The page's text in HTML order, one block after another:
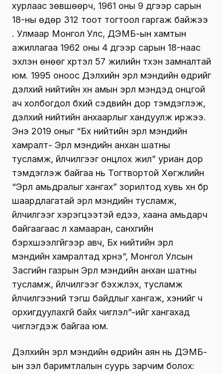
хурлаас зөвшөөрч, 1961 оны 9 дүгээр сарын
18-ны өдөр 312 тоот тогтоол гаргаж байжээ
. Улмаар Монгол Улс, ДЭМБ-ын хамтын
ажиллагаа 1962 оны 4 дүгээр сарын 18-наас
эхлэн өнөөг хүртэл 57 жилийн түүхэн замналтай
юм. 1995 оноос Дэлхийн эрүүл мэндийн өдрийг
дэлхий нийтийн хүн амын эрүүл мэндэд онцгой
ач холбогдол бүхий сэдвийн дор тэмдэглэж,
дэлхий нийтийн анхаарлыг хандуулж иржээ.
Энэ 2019 оныг “Бүх нийтийн эрүүл мэндийн
хамралт- Эрүүл мэндийн анхан шатны
тусламж, үйлчилгээг онцлох жил” уриан дор
тэмдэглэж байгаа нь Тогтвортой Хөгжлийн
“Эрүүл амьдралыг хангах” зорилтод хувь хүн бүр
шаардлагатай эрүүл мэндийн тусламж,
үйлчилгээг хэрэгцээтэй үедээ, хаана амьдарч
байгаагаас үл хамааран, санхүүгийн
бэрхшээлгүйгээр авч, Бүх нийтийн эрүүл
мэндийн хамралтад хүрнэ”, Монгол Улсын
Засгийн газрын Эрүүл мэндийн анхан шатны
тусламж, үйлчилгээг бэхжүүлэх, тусламж
үйлчилгээний тэгш байдлыг хангаж, хэнийг ч
орхигдуулахгүй байх чиглэл”-ийг хангахад
чиглэгдэж байгаа юм.
Дэлхийн эрүүл мэндийн өдрийн аян нь ДЭМБ-
ын үзэл баримтлалын суурь зарчим болох: